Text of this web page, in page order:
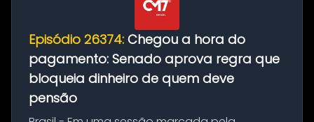
Episódio 26374: Chegou a hora do
pagamento: Senado aprova regra que
bloqueia dinheiro de quem deve
pensão